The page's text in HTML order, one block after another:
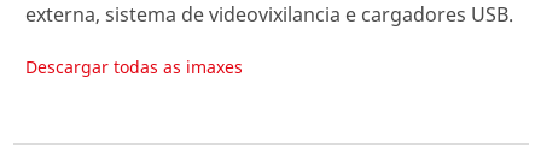
externa, sistema de videovixilancia e cargadores USB.
Descargar todas as imaxes